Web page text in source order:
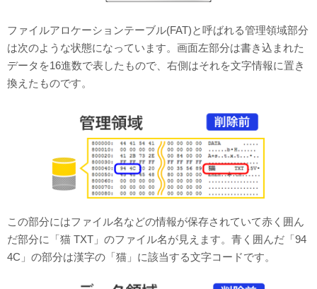
ファイルアロケーションテーブル(FAT)と呼ばれる管理領域部分
は次のような状態になっています。画面左部分は書き込まれた
データを16進数で表したもので、右側はそれを文字情報に置き
換えたものです。
この部分にはファイル名などの情報が保存されていて赤く囲ん
だ部分に「猫 TXT」のファイル名が見えます。青く囲んだ「94
4C」の部分は漢字の「猫」に該当する文字コードです。